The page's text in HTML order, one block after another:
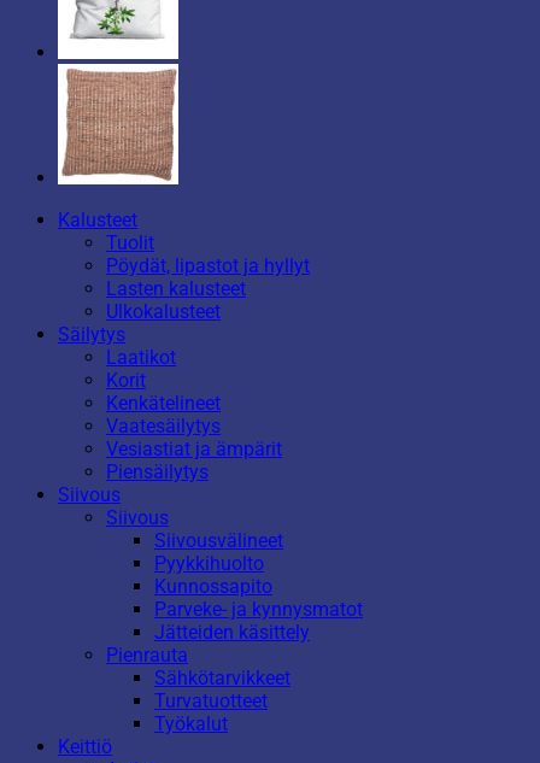
Kalusteet
Tuolit
Pöydät, lipastot ja hyllyt
Lasten kalusteet
Ulkokalusteet
Säilytys
Laatikot
Korit
Kenkätelineet
Vaatesäilytys
Vesiastiat ja ämpärit
Piensäilytys
Siivous
Siivous
Siivousvälineet
Pyykkihuolto
Kunnossapito
Parveke- ja kynnysmatot
Jätteiden käsittely
Pienrauta
Sähkötarvikkeet
Turvatuotteet
Työkalut
Keittiö